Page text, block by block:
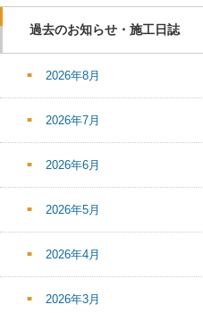
過去のお知らせ・施工日誌
2026年8月
2026年7月
2026年6月
2026年5月
2026年4月
2026年3月